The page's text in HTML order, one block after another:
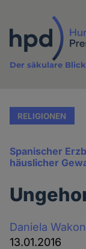
Inhalt
Der säkulare
RELIGIONEN
Spanischer
häuslicher
Daniela
13.01.2016